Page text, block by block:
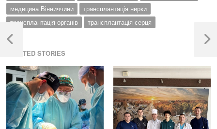
медицина Вінниччини
трансплантація нирки
трансплантація органів
трансплантація серця
RELATED STORIES
Навігація
записів
Previous
Next